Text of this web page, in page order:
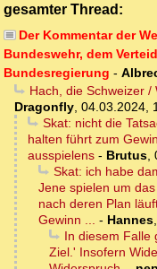
gesamter Thread:
Der Kommentar der
Bundeswehr, dem
Bundesregierung -
Hach, die Schweizer /
Dragonfly, 04.03.2024,
Skat: nicht die
halten führt zum
ausspielens - Brutus,
Skat: ich habe
Jene spielen um
nach deren Plan
Gewinn ... - Hannes,
In diesem Falle
Ziel.' Insofern